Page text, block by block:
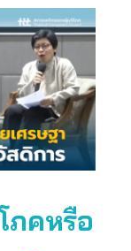
ภคหรือ